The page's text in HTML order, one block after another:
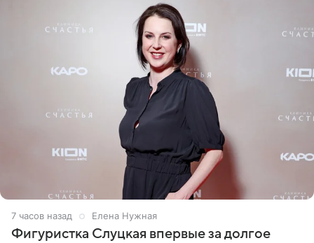
7 часов назад Елена Нужная
Фигуристка Слуцкая впервые за долгое